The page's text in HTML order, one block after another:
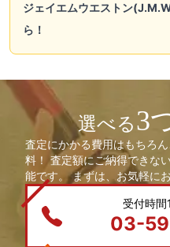
ジェイエムウエストン
ら！
選べる3
査定にかかる費用はもちろ
料！ 査定額にご納得できな
能です。 まずは、お気軽に
受付時
03-